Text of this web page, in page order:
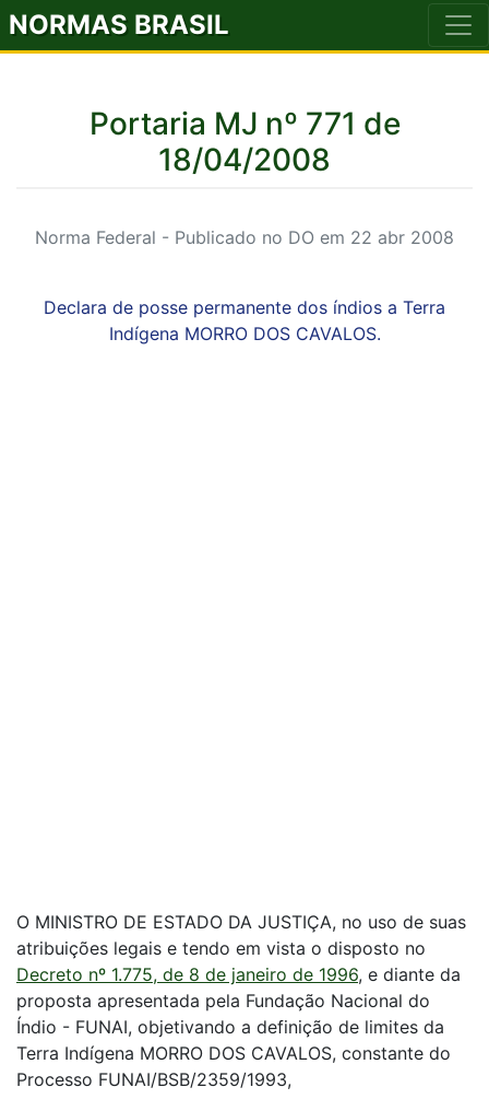
NORMAS BRASIL
Portaria MJ nº 771 de
18/04/2008
Norma Federal - Publicado no DO em 22 abr 2008
Declara de posse permanente dos índios a Terra
Indígena MORRO DOS CAVALOS.
O MINISTRO DE ESTADO DA JUSTIÇA, no uso de suas
atribuições legais e tendo em vista o disposto no
Decreto nº 1.775, de 8 de janeiro de 1996, e diante da
proposta apresentada pela Fundação Nacional do
Índio - FUNAI, objetivando a definição de limites da
Terra Indígena MORRO DOS CAVALOS, constante do
Processo FUNAI/BSB/2359/1993,